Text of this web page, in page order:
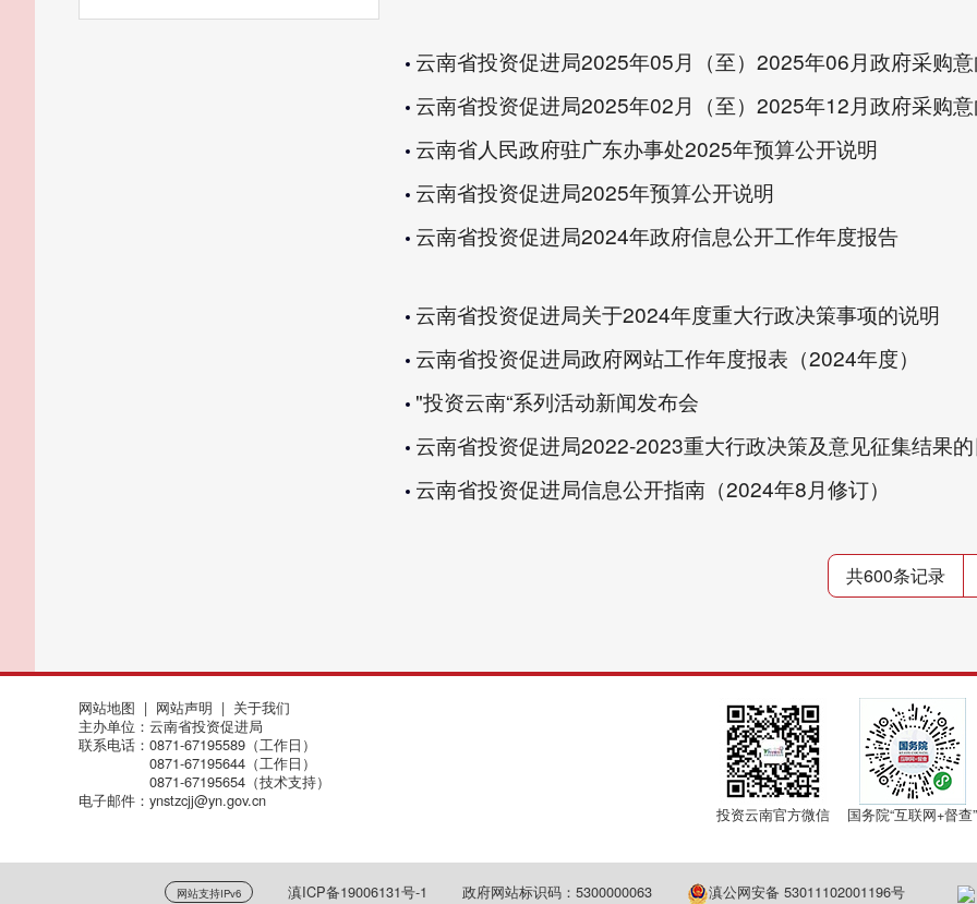
云南省投资促进局2025年05月（至）2025年06月政府采购
云南省投资促进局2025年02月（至）2025年12月政府采购
云南省人民政府驻广东办事处2025年预算公开说明
云南省投资促进局2025年预算公开说明
云南省投资促进局2024年政府信息公开工作年度报告
云南省投资促进局关于2024年度重大行政决策事项的说明
云南省投资促进局政府网站工作年度报表（2024年度）
"投资云南“系列活动新闻发布会
云南省投资促进局2022-2023重大行政决策及意见征集结果
云南省投资促进局信息公开指南（2024年8月修订）
共600条记录
网站地图 | 网站声明 | 关于我们
主办单位：云南省投资促进局
联系电话：0871-67195589（工作日）
0871-67195644（工作日）
0871-67195654（技术支持）
电子邮件：ynstzcjj@yn.gov.cn
投资云南官方微信 国务院“互联网+督查”
网站支持IPv6 滇ICP备19006131号-1 政府网站标识码：5300000063 滇公网安备 53011102001196号